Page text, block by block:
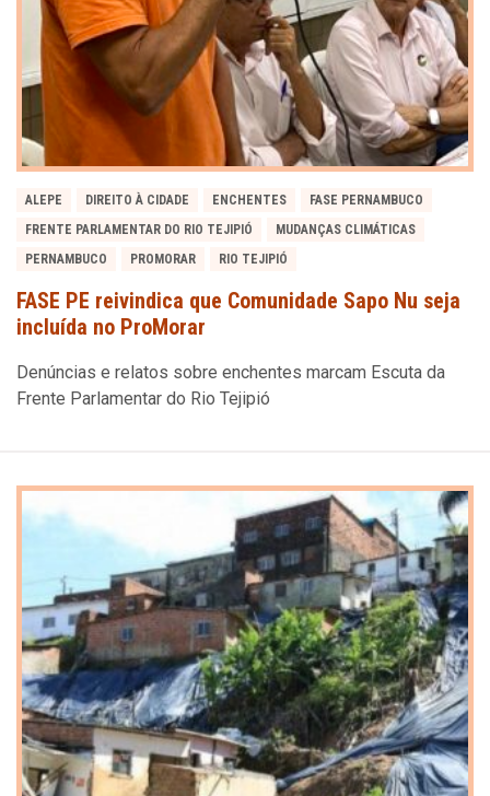
ALEPE DIREITO À CIDADE ENCHENTES
FASE PERNAMBUCO
FRENTE PARLAMENTAR DO RIO TEJIPIÓ
MUDANÇAS CLIMÁTICAS
PERNAMBUCO
PROMORAR RIO TEJIPIÓ
FASE PE reivindica que Comunidade Sapo Nu seja
incluída no ProMorar
Denúncias e relatos sobre enchentes marcam Escuta da
Frente Parlamentar do Rio Tejipió